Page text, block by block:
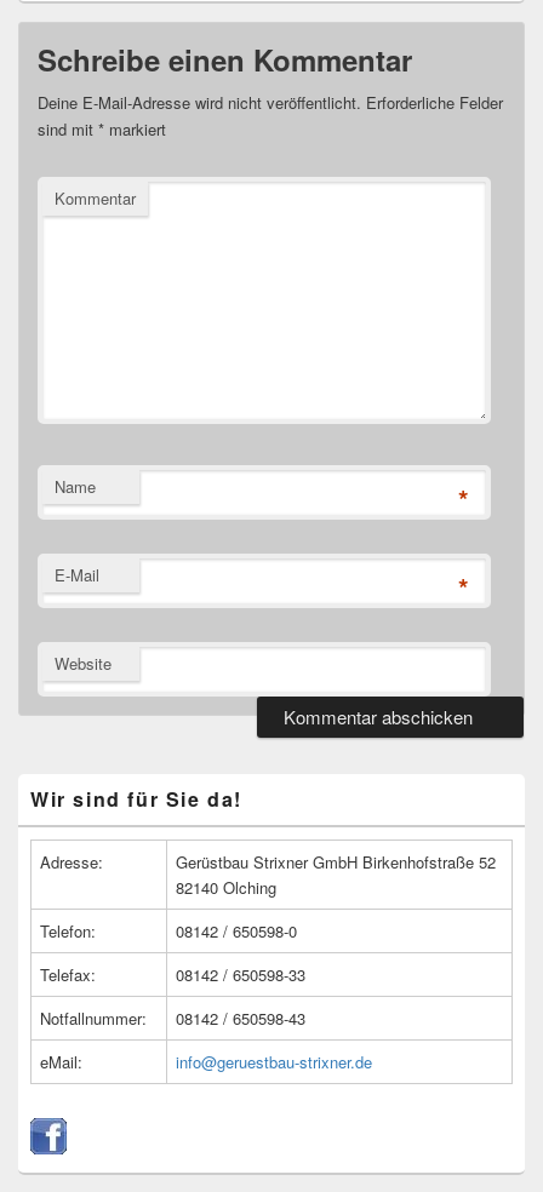
Schreibe einen Kommentar
Deine E-Mail-Adresse wird nicht veröffentlicht. Erforderliche Felder
sind mit * markiert
Kommentar
Name *
E-Mail *
Website
Seitenleisten
Widget-
Wir sind für Sie da!
Adresse:
Gerüstbau Strixner GmbH Birkenhofstraße 52
82140 Olching
Telefon:
08142 / 650598-0
Telefax:
08142 / 650598-33
Notfallnummer:
08142 / 650598-43
eMail:
info@geruestbau-strixner.de